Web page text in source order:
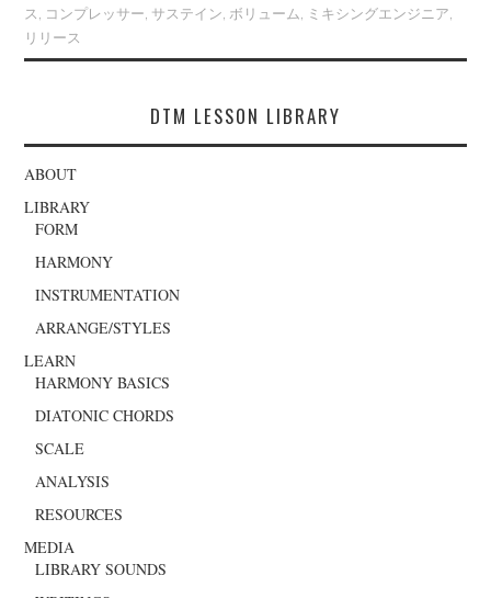
ス コンプレッサー サステイン ボリューム ミキシングエンジニア
リリース
DTM LESSON LIBRARY
ABOUT
LIBRARY
FORM
HARMONY
INSTRUMENTATION
ARRANGE/STYLES
LEARN
HARMONY BASICS
DIATONIC CHORDS
SCALE
ANALYSIS
RESOURCES
MEDIA
LIBRARY SOUNDS